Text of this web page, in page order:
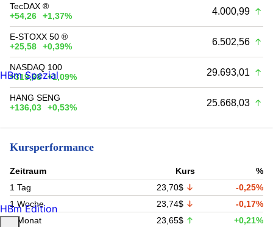
TecDAX ®
+54,26
+1,37% 4.000,99
E-STOXX 50 ®
+25,58
+0,39% 6.502,56
NASDAQ 100
+319,68
+1,09% 29.693,01
HANG SENG
+136,03
+0,53% 25.668,03
Kursperformance
Zeitraum Kurs
%
1 Tag
23,70$
-0,25%
1 Woche
23,74$
-0,17%
1 Monat
23,65$
+0,21%
HBm Spezial
HBm Edition